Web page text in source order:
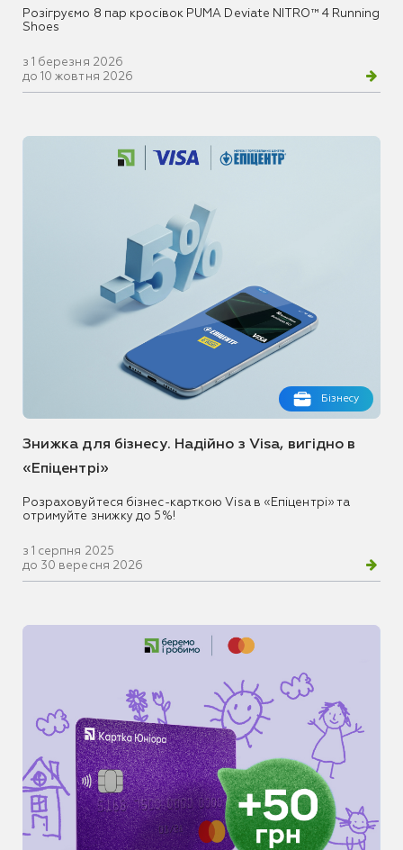
Розігруємо 8 пар кросівок PUMA Deviate NITRO™ 4 Running
Shoes
з 1 березня 2026
до 10 жовтня 2026
Бізнесу
Знижка для бізнесу. Надійно з Visa, вигідно в
«Епіцентрі»
Розраховуйтеся бізнес-карткою Visa в «Епіцентрі» та
отримуйте знижку до 5%!
з 1 серпня 2025
до 30 вересня 2026